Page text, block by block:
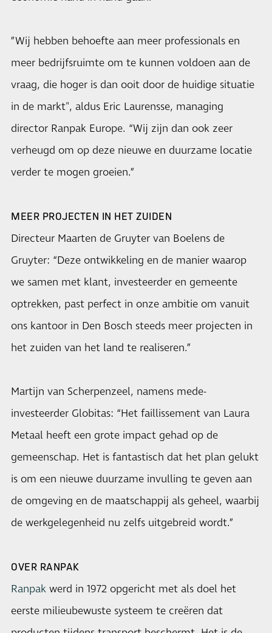
”Wij hebben behoefte aan meer professionals en
meer bedrijfsruimte om te kunnen voldoen aan de
vraag, die hoger is dan ooit door de huidige situatie
in de markt", aldus Eric Laurensse, managing
director Ranpak Europe. “Wij zijn dan ook zeer
verheugd om op deze nieuwe en duurzame locatie
verder te mogen groeien.”
MEER PROJECTEN IN HET ZUIDEN
Directeur Maarten de Gruyter van Boelens de
Gruyter: “Deze ontwikkeling en de manier waarop
we samen met klant, investeerder en gemeente
optrekken, past perfect in onze ambitie om vanuit
ons kantoor in Den Bosch steeds meer projecten in
het zuiden van het land te realiseren.”
Martijn van Scherpenzeel, namens mede-
investeerder Globitas: “Het faillissement van Laura
Metaal heeft een grote impact gehad op de
gemeenschap. Het is fantastisch dat het plan gelukt
is om een nieuwe duurzame invulling te geven aan
de omgeving en de maatschappij als geheel, waarbij
de werkgelegenheid nu zelfs uitgebreid wordt.”
OVER RANPAK
Ranpak werd in 1972 opgericht met als doel het
eerste milieubewuste systeem te creëren dat